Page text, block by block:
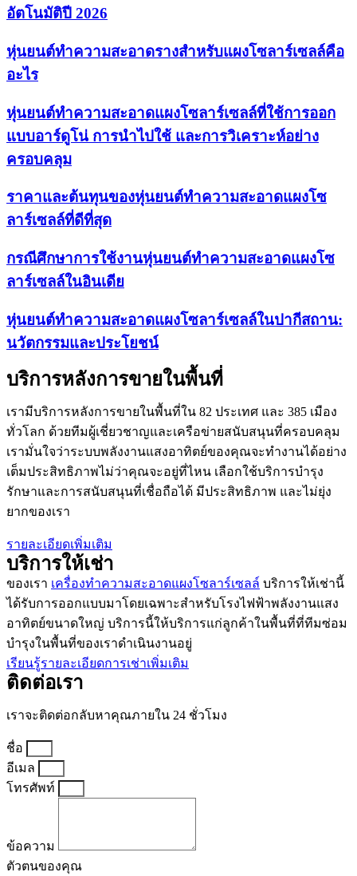
อัตโนมัติปี 2026
หุ่นยนต์ทำความสะอาดรางสำหรับแผงโซลาร์เซลล์คือ
อะไร
หุ่นยนต์ทำความสะอาดแผงโซลาร์เซลล์ที่ใช้การออก
แบบอาร์ดูโน่ การนำไปใช้ และการวิเคราะห์อย่าง
ครอบคลุม
ราคาและต้นทุนของหุ่นยนต์ทำความสะอาดแผงโซ
ลาร์เซลล์ที่ดีที่สุด
กรณีศึกษาการใช้งานหุ่นยนต์ทำความสะอาดแผงโซ
ลาร์เซลล์ในอินเดีย
หุ่นยนต์ทำความสะอาดแผงโซลาร์เซลล์ในปากีสถาน:
นวัตกรรมและประโยชน์
บริการหลังการขายในพื้นที่
เรามีบริการหลังการขายในพื้นที่ใน 82 ประเทศ และ 385 เมือง
ทั่วโลก ด้วยทีมผู้เชี่ยวชาญและเครือข่ายสนับสนุนที่ครอบคลุม
เรามั่นใจว่าระบบพลังงานแสงอาทิตย์ของคุณจะทำงานได้อย่าง
เต็มประสิทธิภาพไม่ว่าคุณจะอยู่ที่ไหน เลือกใช้บริการบำรุง
รักษาและการสนับสนุนที่เชื่อถือได้ มีประสิทธิภาพ และไม่ยุ่ง
ยากของเรา
รายละเอียดเพิ่มเติม
บริการให้เช่า
ของเรา เครื่องทำความสะอาดแผงโซลาร์เซลล์ บริการให้เช่านี้
ได้รับการออกแบบมาโดยเฉพาะสำหรับโรงไฟฟ้าพลังงานแสง
อาทิตย์ขนาดใหญ่ บริการนี้ให้บริการแก่ลูกค้าในพื้นที่ที่ทีมซ่อม
บำรุงในพื้นที่ของเราดำเนินงานอยู่
เรียนรู้รายละเอียดการเช่าเพิ่มเติม
ติดต่อเรา
เราจะติดต่อกลับหาคุณภายใน 24 ชั่วโมง
ชื่อ
อีเมล
โทรศัพท์
ข้อความ
ตัวตนของคุณ